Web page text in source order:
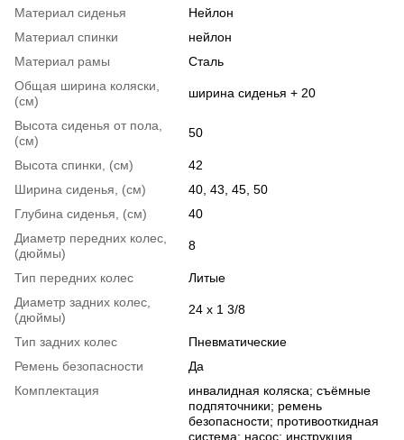
Материал сиденья
Нейлон
Материал спинки
нейлон
Материал рамы
Сталь
Общая ширина коляски,
(см)
ширина сиденья + 20
Высота сиденья от пола,
(см)
50
Высота спинки, (см)
42
Ширина сиденья, (см)
40, 43, 45, 50
Глубина сиденья, (см)
40
Диаметр передних колес,
(дюймы)
8
Тип передних колес
Литые
Диаметр задних колес,
(дюймы)
24 х 1 3/8
Тип задних колес
Пневматические
Ремень безопасности
Да
Комплектация
инвалидная коляска; съёмные
подпяточники; ремень
безопасности; противооткидная
система; насос; инструкция